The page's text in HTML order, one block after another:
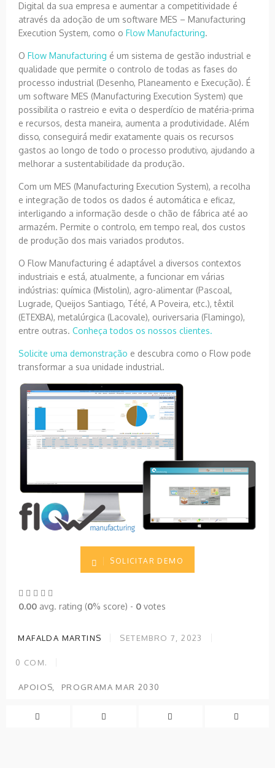
Digital da sua empresa e aumentar a competitividade é
através da adoção de um software MES – Manufacturing
Execution System, como o Flow Manufacturing.
O Flow Manufacturing é um sistema de gestão industrial e
qualidade que permite o controlo de todas as fases do
processo industrial (Desenho, Planeamento e Execução). É
um software MES (Manufacturing Execution System) que
possibilita o rastreio e evita o desperdício de matéria-prima
e recursos, desta maneira, aumenta a produtividade. Além
disso, conseguirá medir exatamente quais os recursos
gastos ao longo de todo o processo produtivo, ajudando a
melhorar a sustentabilidade da produção.
Com um MES (Manufacturing Execution System), a recolha
e integração de todos os dados é automática e eficaz,
interligando a informação desde o chão de fábrica até ao
armazém. Permite o controlo, em tempo real, dos custos
de produção dos mais variados produtos.
O Flow Manufacturing é adaptável a diversos contextos
industriais e está, atualmente, a funcionar em várias
indústrias: química (Mistolin), agro-alimentar (Pascoal,
Lugrade, Queijos Santiago, Tété, A Poveira, etc.), têxtil
(ETEXBA), metalúrgica (Lacovale), ouriversaria (Flamingo),
entre outras. Conheça todos os nossos clientes.
Solicite uma demonstração e descubra como o Flow pode
transformar a sua unidade industrial.
SOLICITAR DEMO
0.00 avg. rating (0% score) - 0 votes
MAFALDA MARTINS SETEMBRO 7, 2023
0 COM.
APOIOS PROGRAMA MAR 2030